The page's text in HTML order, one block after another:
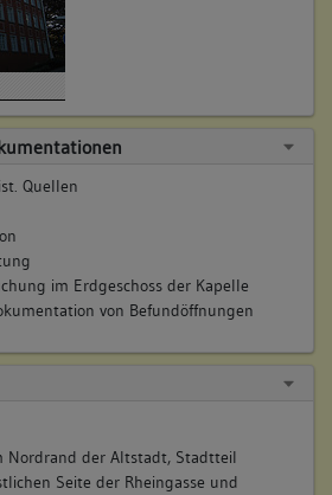
Quellen
im Erdgeschoss der Kapelle
von Befundöffnungen
Nordrand der Altstadt, Stadtteil
Seite der Rheingasse und